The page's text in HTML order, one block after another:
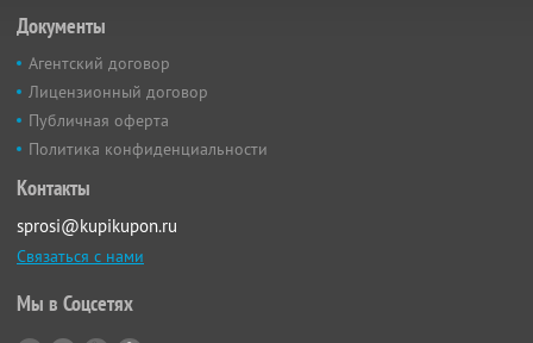
Документы
Агентский договор
Лицензионный договор
Публичная оферта
Политика конфиденциальности
Контакты
sprosi@kupikupon.ru
Связаться с нами
Мы в Соцсетях